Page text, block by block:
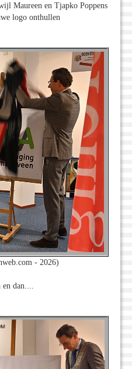
Maureen en Tjapko Poppens
logo onthullen
- 2026)
dan....